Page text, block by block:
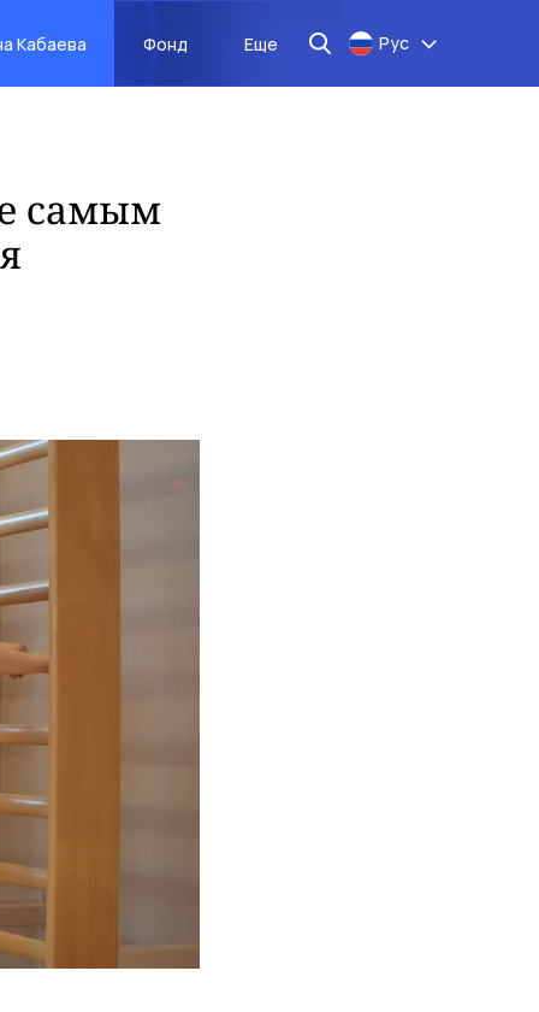
Кабаева Фонд Еще Рус
самым